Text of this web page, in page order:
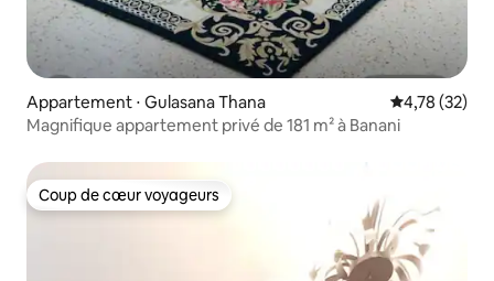
Appartement ⋅ Gulasana Thana Évaluation
4,78 (32)
Magnifique appartement privé de 181 m² à Banani
Coup de cœur voyageurs
Coup de cœur voyageurs